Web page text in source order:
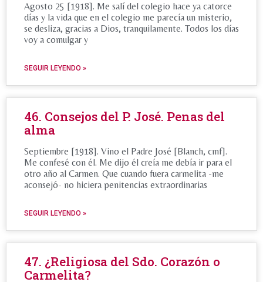
Agosto 25 [1918]. Me salí del colegio hace ya catorce
días y la vida que en el colegio me parecía un misterio,
se desliza, gracias a Dios, tranquilamente. Todos los días
voy a comulgar y
SEGUIR LEYENDO »
46. Consejos del P. José. Penas del
alma
Septiembre [1918]. Vino el Padre José [Blanch, cmf].
Me confesé con él. Me dijo él creía me debía ir para el
otro año al Carmen. Que cuando fuera carmelita -me
aconsejó- no hiciera penitencias extraordinarias
SEGUIR LEYENDO »
47. ¿Religiosa del Sdo. Corazón o
Carmelita?